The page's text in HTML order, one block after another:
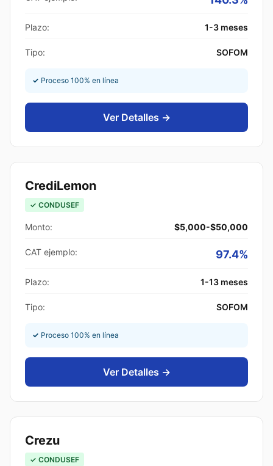
Plazo: 1-3 meses
Tipo: SOFOM
✓ Proceso 100% en línea
Ver Detalles →
CrediLemon
✓ CONDUSEF
Monto: $5,000-$50,000
CAT ejemplo: 97.4%
Plazo: 1-13 meses
Tipo: SOFOM
✓ Proceso 100% en línea
Ver Detalles →
Crezu
✓ CONDUSEF